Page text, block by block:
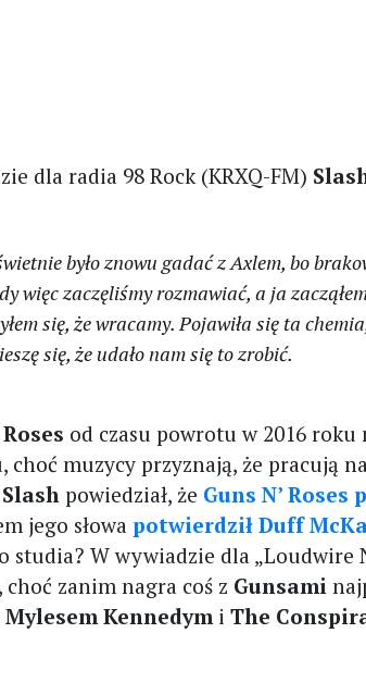
dla radia 98 Rock (KRXQ-FM)
było znowu gadać z Axlem, bo
więc zaczęliśmy rozmawiać, a ja
się, że wracamy. Pojawiła się ta
się, że udało nam się to zrobić.
od czasu powrotu w 2016 roku
choć muzycy przyznają, że pracują
Slashpowiedział, że Guns N’
jego słowapotwierdził Duff
studia? W wywiadzie dla „Loudwire
zanim nagra coś z Gunsami
Mylesem KennedymiThe